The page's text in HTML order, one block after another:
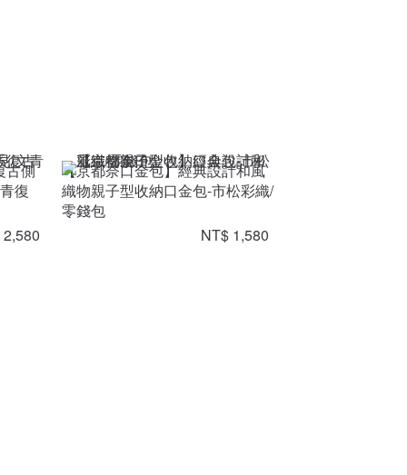
古側
復
【京都奈口金包】經典設計和風
織物親子型收納口金包-市松彩織/
零錢包
NT$ 1,580